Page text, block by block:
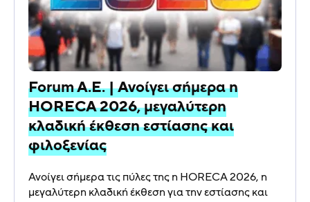
Forum A.E. | Ανοίγει σήμερα η
HORECA 2026, μεγαλύτερη
κλαδική έκθεση εστίασης και
φιλοξενίας
Ανοίγει σήμερα τις πύλες της η HORECA 2026, η
μεγαλύτερη κλαδική έκθεση για την εστίασης και